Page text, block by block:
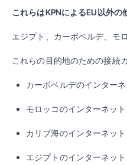
これらはKPNによるEU以外の
エジプト、カーボベルデ、モ
これらの目的地のための接続
カーボベルデのインターネ
モロッコのインターネット
カリブ海のインターネット
エジプトのインターネット